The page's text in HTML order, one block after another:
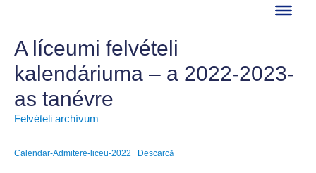
contentA líceumi felvételi
kalendáriuma – a 2022-2023-
as tanévre
Felvételi archívum
Calendar-Admitere-liceu-2022 Descarcă